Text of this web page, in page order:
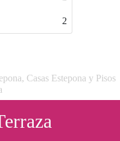
Casas Estepona y Pisos